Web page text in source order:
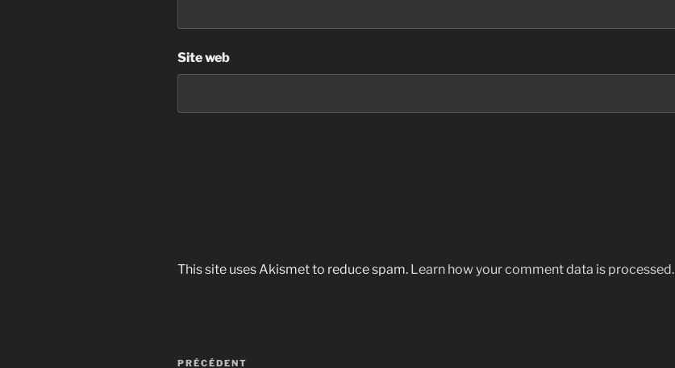
Site web
This site uses Akismet to reduce spam. Learn how your comment data is processed.
Navigation
PRÉCÉDENT